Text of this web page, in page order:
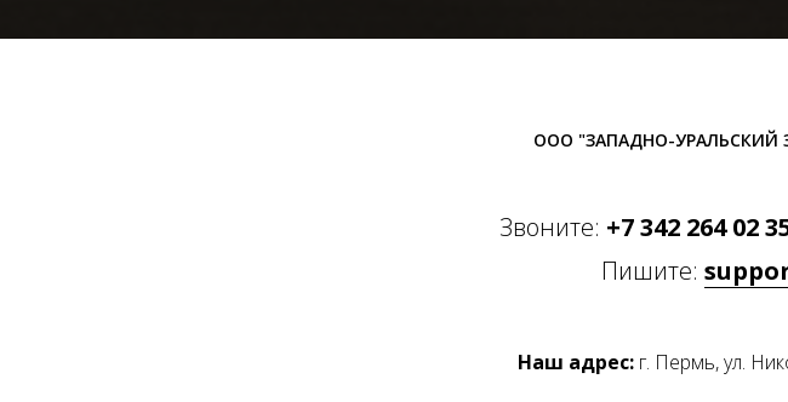
ООО "ЗАПАДНО-УРАЛЬСКИЙ
Звоните: +7 342 264 02
Пишите:
Наш адрес: г. Пермь, ул.